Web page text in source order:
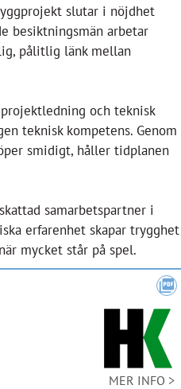
slutar i nöjdhet
besiktningsmän arbetar
pålitlig länk mellan
och teknisk
teknisk kompetens. Genom
smidigt, håller tidplanen
samarbetspartner i
erfarenhet skapar trygghet
mycket står på spel.
MER INFO >
picture_as_pdf